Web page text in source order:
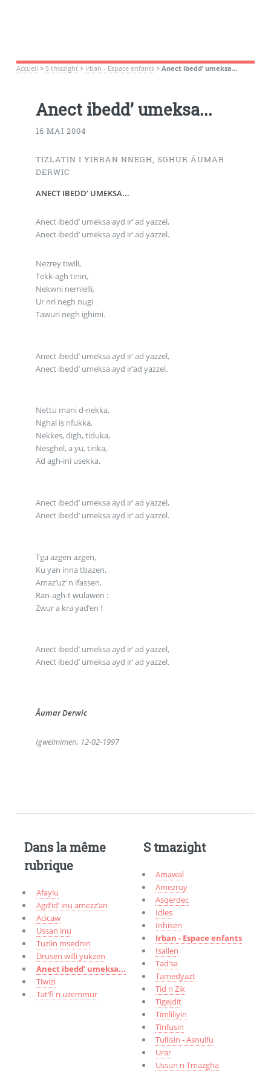
Accueil > S tmazight> Irban - Espace enfants> Anect ibedd’ umeksa...
Anect ibedd’ umeksa...
16 MAI 2004
TIZLATIN I YIRBAN NNEGH, SGHUR ÂUMAR
DERWIC
ANECT IBEDD’ UMEKSA...
Anect ibedd’ umeksa ayd ir’ ad yazzel,
Anect ibedd’ umeksa ayd ir’ ad yazzel.
Nezrey tiwili,
Tekk-agh tiniri,
Nekwni nemlelli,
Ur nri negh nugi
Tawuri negh ighimi.
Anect ibedd’ umeksa ayd ir’ ad yazzel,
Anect ibedd’ umeksa ayd ir’ad yazzel.
Nettu mani d-nekka,
Nghal is nfukka,
Nekkes, digh, tiduka,
Nesghel, a yu, tirika,
Ad agh-ini usekka.
Anect ibedd’ umeksa ayd ir’ ad yazzel,
Anect ibedd’ umeksa ayd ir’ ad yazzel.
Tga azgen azgen,
Ku yan inna tbazen,
Amaz’uz’ n ifassen,
Ran-agh-t wulawen :
Zwur a kra yad’en !
Anect ibedd’ umeksa ayd ir’ ad yazzel,
Anect ibedd’ umeksa ayd ir’ ad yazzel.
Âumar Derwic
Igwelmimen, 12-02-1997
Dans la même
rubrique
Afaylu
Agd’id’ inu amezz’an
Acicaw
Ussan inu
Tuzlin msednin
Drusen willi yukzen
Anect ibedd’ umeksa...
Tiwizi
Tat’fi n uzemmur
S tmazight
Amawal
Amezruy
Asqerdec
Idles
Inhisen
Irban - Espace enfants
Isallen
Tad’sa
Tamedyazt
Tid n Zik
Tigejdit
Timliliyin
Tinfusin
Tullisin - Asnulfu
Urar
Ussun n Tmazgha